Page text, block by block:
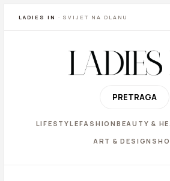
LADIES IN · SVIJET NA DLANU
PRETRAGA
LIFESTYLEFASHION BEAUTY &
ART & DESIGN